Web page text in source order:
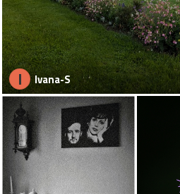
I Ivana-S